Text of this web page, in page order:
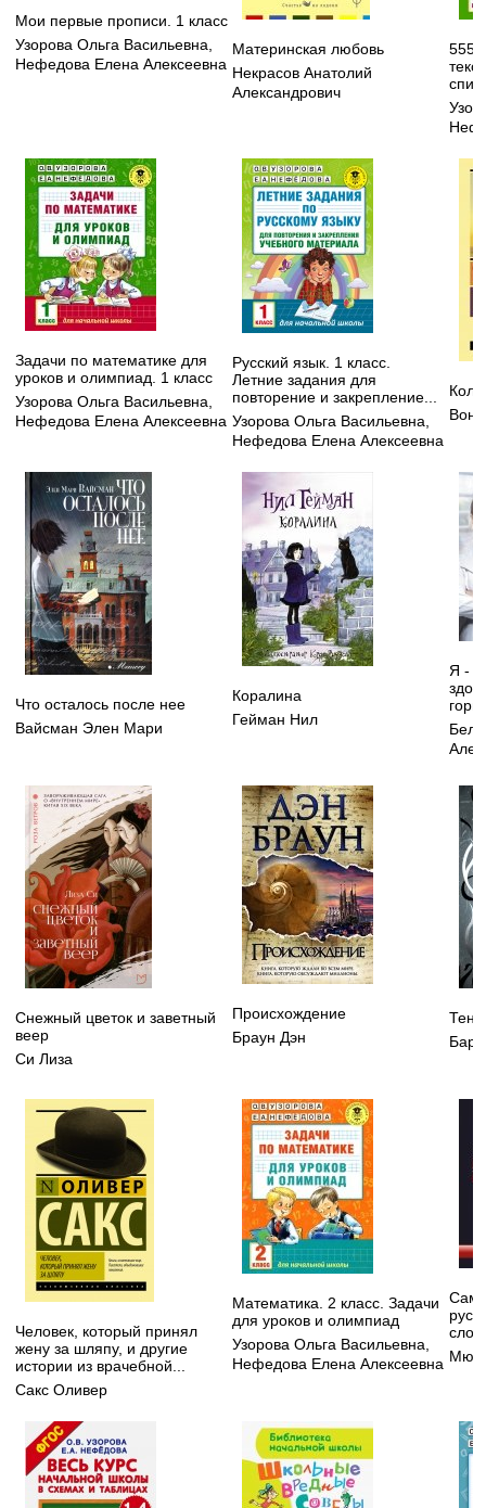
Мои первые прописи. 1 класс
Узорова Ольга Васильевна
Нефедова Елена Алексеевна
Материнская любовь
Некрасов Анатолий
Александрович
555
Задачи по математике для
уроков и олимпиад. 1 класс
Узорова Ольга Васильевна
Нефедова Елена Алексеевна
Русский язык. 1 класс.
Летние задания для
повторение и закрепление...
Узорова Ольга Васильевна
Нефедова Елена Алексеевна
Что осталось после нее
Вайсман Элен Мари
Коралина
Гейман Нил
Я -
Снежный цветок и заветный
веер
Си Лиза
Происхождение
Браун Дэн
Тень
Человек, который принял
жену за шляпу, и другие
истории из врачебной...
Сакс Оливер
Математика. 2 класс. Задачи
для уроков и олимпиад
Узорова Ольга Васильевна
Нефедова Елена Алексеевна